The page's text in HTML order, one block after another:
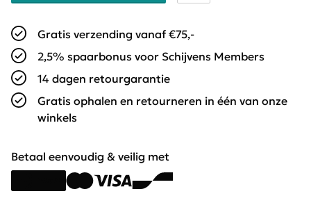
Gratis verzending vanaf €75,-
2,5% spaarbonus voor Schijvens Members
14 dagen retourgarantie
Gratis ophalen en retourneren in één van onze
winkels
Betaal eenvoudig & veilig met